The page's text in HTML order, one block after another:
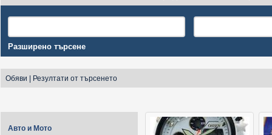
Разширено търсене
Обяви Резултати от търсенето
Авто и Мото